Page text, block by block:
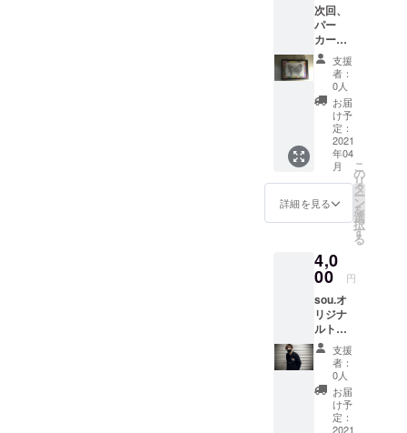
国：中
国産
様限
定、
20%off
でお届
けしま
す。 材
質：布
ズ感：
伸縮性
があ
り、フ
リーサ
イズで
国：中
国産
次回、
パー
カーの
背部に
プリン
ト予定
のデザ
イン画
をポス
トカー
ドにし
て。壁
に飾っ
て下さ
い。 ＊
含まれ
ませ
ん。
支援
者：
0人
お届
け予
定：
2021
年04
月
詳細を見る
こ
の
リ
タ
ー
ン
を
選
択
す
る
4,0
00 円
sou.オ
リジナ
ルト
レー
ナー 真
夏以外
のシー
ズンに
着れる
支援
者：
0人
お届
け予
定：
2021